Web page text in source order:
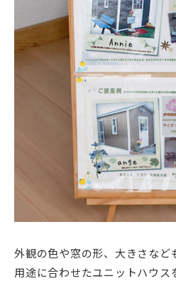
外観の色や窓の形、大きさなど
用途に合わせたユニットハウス